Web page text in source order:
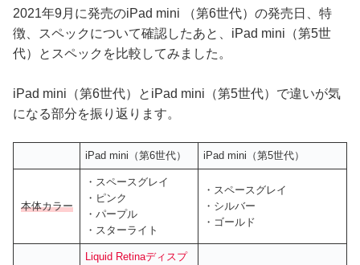
2021年9月に発売のiPad mini （第6世代）の発売日、特
徴、スペックについて確認したあと、iPad mini（第5世
代）とスペックを比較してみました。
iPad mini（第6世代）とiPad mini（第5世代）で違いが気
になる部分を振り返ります。
iPad mini（第6世代） iPad mini（第5世代）
本体カラー
・スペースグレイ
・ピンク
・パープル
・スターライト
・スペースグレイ
・シルバー
・ゴールド
Liquid Retinaディスプ